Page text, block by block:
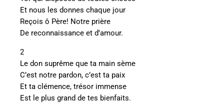
Et nous les donnes chaque jour
Reçois ô Père! Notre prière
De reconnaissance et d’amour.
2
Le don suprême que ta main sème
C’est notre pardon, c’est ta paix
Et ta clémence, trésor immense
Est le plus grand de tes bienfaits.